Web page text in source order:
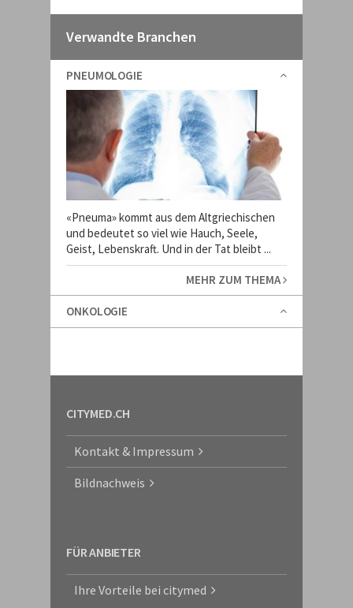
Verwandte Branchen
PNEUMOLOGIE
«Pneuma» kommt aus dem Altgriechischen
und bedeutet so viel wie Hauch, Seele,
Geist, Lebenskraft. Und in der Tat bleibt ...
MEHR ZUM THEMA
ONKOLOGIE
CITYMED.CH
Kontakt & Impressum
Bildnachweis
FÜR ANBIETER
Ihre Vorteile bei citymed